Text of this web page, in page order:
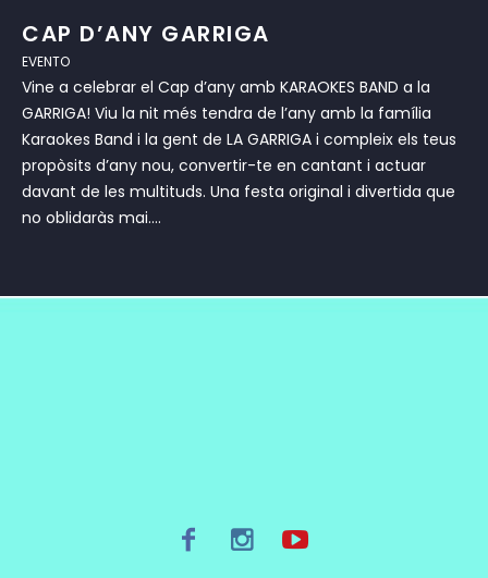
CAP D’ANY GARRIGA
EVENTO
Vine a celebrar el Cap d’any amb KARAOKES BAND a la
GARRIGA! Viu la nit més tendra de l’any amb la família
Karaokes Band i la gent de LA GARRIGA i compleix els teus
propòsits d’any nou, convertir-te en cantant i actuar
davant de les multituds. Una festa original i divertida que
no oblidaràs mai....